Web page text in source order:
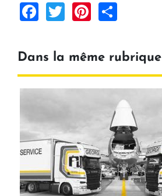
Facebook
TwitterPinterest
Dans la même rubrique